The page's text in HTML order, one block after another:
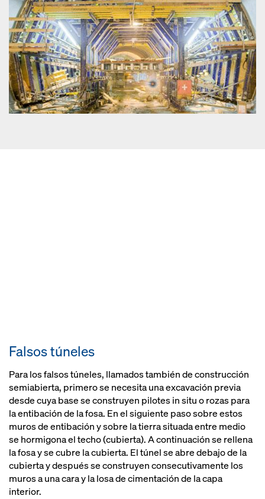
Falsos túneles
Para los falsos túneles, llamados también de construcción
semiabierta, primero se necesita una excavación previa
desde cuya base se construyen pilotes in situ o rozas para
la entibación de la fosa. En el siguiente paso sobre estos
muros de entibación y sobre la tierra situada entre medio
se hormigona el techo (cubierta). A continuación se rellena
la fosa y se cubre la cubierta. El túnel se abre debajo de la
cubierta y después se construyen consecutivamente los
muros a una cara y la losa de cimentación de la capa
interior.